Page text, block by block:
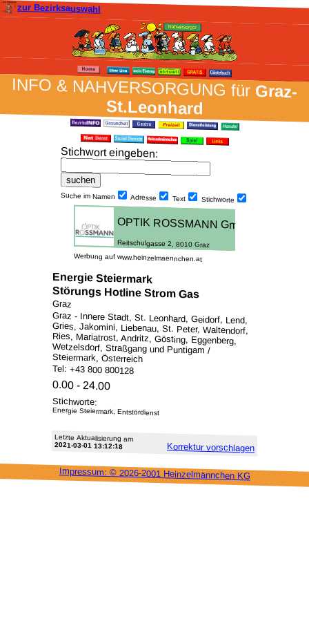
zur Bezirksauswahl
INFO & NAH­VER­SORG­UNG fürGraz-
St.Leonhard
Stich­wort ein­geben:
Suche im Namen Adresse Text Stich­worte
Werbung auf www.heinzelmaennchen.at
Energie Steiermark
Störungs Hotline Strom Gas
Graz
Graz - Innere Stadt, St. Leonhard, Geidorf, Lend,
Gries, Jakomini, Liebenau, St. Peter, Waltendorf,
Ries, Mariatrost, Andritz, Gösting, Eggenberg,
Wetzelsdorf, Straßgang und Puntigam /
Steiermark, Österreich
Tel: +43 800 800128
0.00 - 24.00
Stichworte:
Energie Steiermark, Entstördienst
Letzte Aktu­alisie­rung am
2021-03-01 13:12:18 Korrektur vor­schlagen
Impressum: © 2026-2001 Heinzel­männchen KG